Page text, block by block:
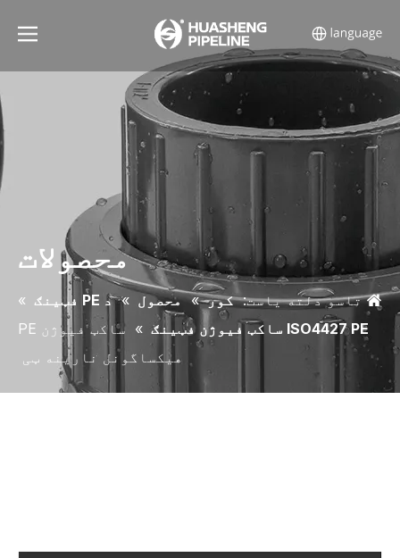
محصولات
تاسو دلته یاست: کور » محصول » د PE فټینګ
»
ISO4427 PE ساکټ فیوژن فټینګ
»
ساکټ فیوژن PE
هیکساگونل نارینه ټی